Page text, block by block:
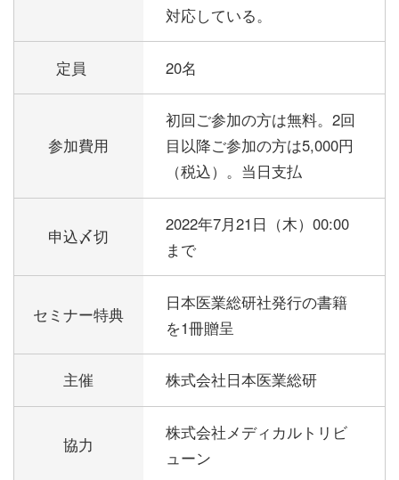
対応している。
定員 20名
参加費用
初回ご参加の方は無料。2回
目以降ご参加の方は5,000円
（税込）。当日支払
申込〆切
2022年7月21日（木）00:00
まで
セミナー特典
日本医業総研社発行の書籍
を1冊贈呈
主催 株式会社日本医業総研
協力
株式会社メディカルトリビ
ューン